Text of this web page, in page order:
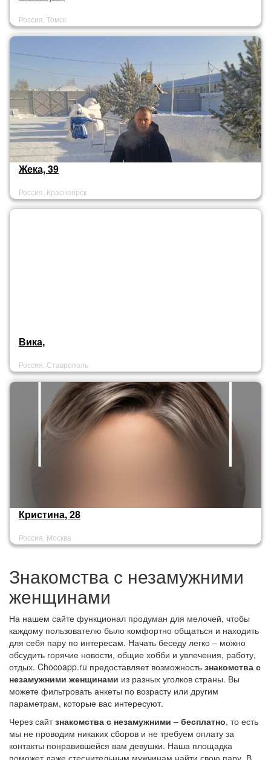
Россия, Томск
Жека, 39
Россия, Красноярск
Вика,
Россия, Ставрополь
Кристина, 28
Россия, Москва
Знакомства с незамужними
женщинами
На нашем сайте функционал продуман для мелочей, чтобы
каждому пользователю было комфортно общаться и находить
для себя пару по интересам. Начать беседу легко – можно
обсудить горячие новости, общие хобби и увлечения, работу,
отдых. Chocoapp.ru предоставляет возможность знакомства с
незамужними женщинами из разных уголков страны. Вы
можете фильтровать анкеты по возрасту или другим
параметрам, которые вас интересуют.
Через сайтзнакомства с незамужними – бесплатно, то есть
мы не проводим никаких сборов и не требуем оплату за
контакты понравившейся вам девушки. Наша площадка
поможет даже стеснительным мужчинам найти свою пару. В